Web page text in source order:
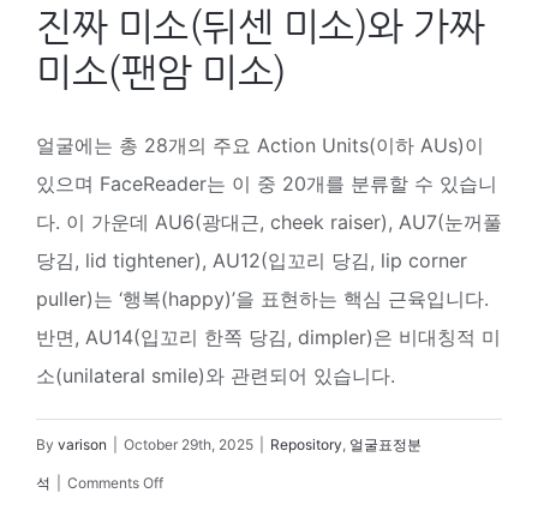
진짜 미소(뒤센 미소)와 가짜
미소(팬암 미소)
얼굴에는 총 28개의 주요 Action Units(이하 AUs)이
있으며 FaceReader는 이 중 20개를 분류할 수 있습니
다. 이 가운데 AU6(광대근, cheek raiser), AU7(눈꺼풀
당김, lid tightener), AU12(입꼬리 당김, lip corner
puller)는 ‘행복(happy)’을 표현하는 핵심 근육입니다.
반면, AU14(입꼬리 한쪽 당김, dimpler)은 비대칭적 미
소(unilateral smile)와 관련되어 있습니다.
By varison October 29th, 2025 Repository 얼굴표정분
석 Comments Offon